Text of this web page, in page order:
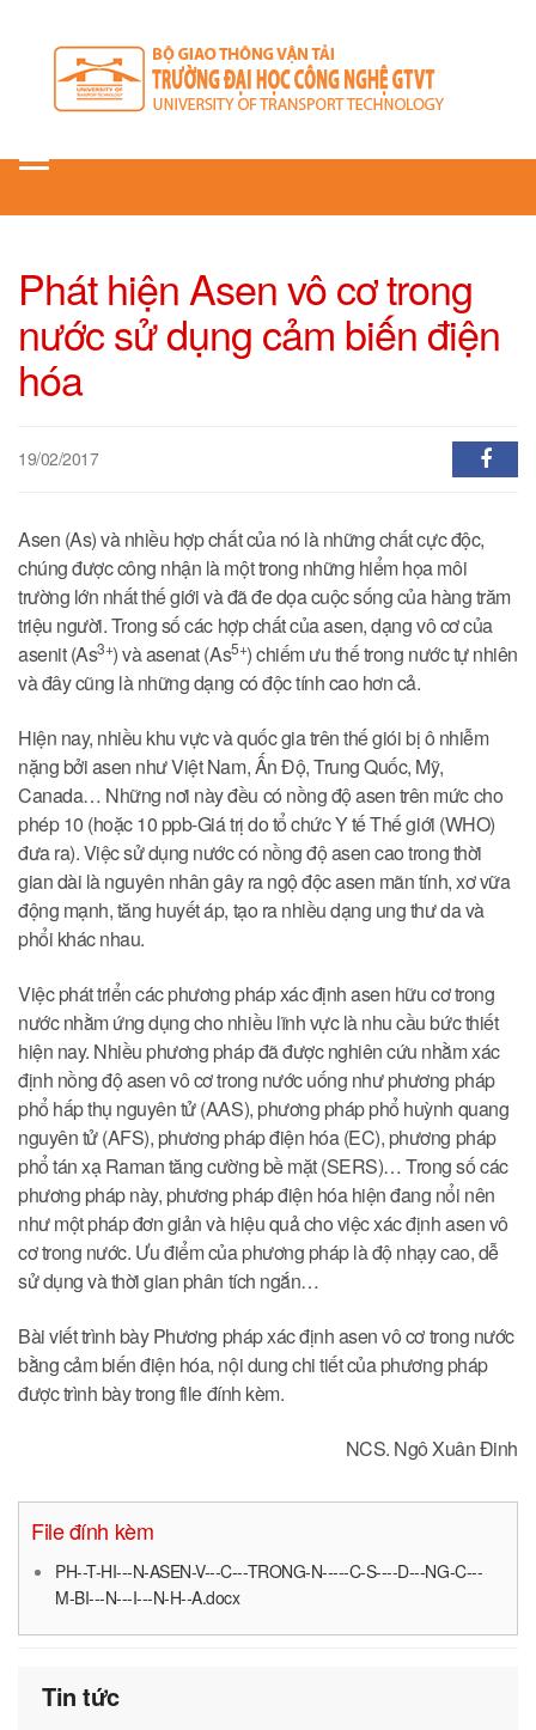
Toggle
Phát hiện Asen vô cơ trong
nước sử dụng cảm biến điện
hóa
19/02/2017
Asen (As) và nhiều hợp chất của nó là những chất cực độc,
chúng được công nhận là một trong những hiểm họa môi
trường lớn nhất thế giới và đã đe dọa cuộc sống của hàng trăm
triệu người. Trong số các hợp chất của asen, dạng vô cơ của
asenit (As3+) và asenat (As5+) chiếm ưu thế trong nước tự nhiên
và đây cũng là những dạng có độc tính cao hơn cả.
Hiện nay, nhiều khu vực và quốc gia trên thế giói bị ô nhiễm
nặng bởi asen như Việt Nam, Ấn Độ, Trung Quốc, Mỹ,
Canada… Những nơi này đều có nồng độ asen trên mức cho
phép 10 (hoặc 10 ppb-Giá trị do tổ chức Y tế Thế giới (WHO)
đưa ra). Việc sử dụng nước có nồng độ asen cao trong thời
gian dài là nguyên nhân gây ra ngộ độc asen mãn tính, xơ vữa
động mạnh, tăng huyết áp, tạo ra nhiều dạng ung thư da và
phổi khác nhau.
Việc phát triển các phương pháp xác định asen hữu cơ trong
nước nhằm ứng dụng cho nhiều lĩnh vực là nhu cầu bức thiết
hiện nay. Nhiều phương pháp đã được nghiên cứu nhằm xác
định nồng độ asen vô cơ trong nước uống như phương pháp
phổ hấp thụ nguyên tử (AAS), phương pháp phổ huỳnh quang
nguyên tử (AFS), phương pháp điện hóa (EC), phương pháp
phổ tán xạ Raman tăng cường bề mặt (SERS)… Trong số các
phương pháp này, phương pháp điện hóa hiện đang nổi nên
như một pháp đơn giản và hiệu quả cho việc xác định asen vô
cơ trong nước. Ưu điểm của phương pháp là độ nhạy cao, dễ
sử dụng và thời gian phân tích ngắn…
Bài viết trình bày Phương pháp xác định asen vô cơ trong nước
bằng cảm biến điện hóa, nội dung chi tiết của phương pháp
được trình bày trong file đính kèm.
NCS. Ngô Xuân Đinh
File đính kèm
PH--T-HI---N-ASEN-V---C---TRONG-N-----C-S----D---NG-C---
M-BI---N---I---N-H--A.docx
Tin tức